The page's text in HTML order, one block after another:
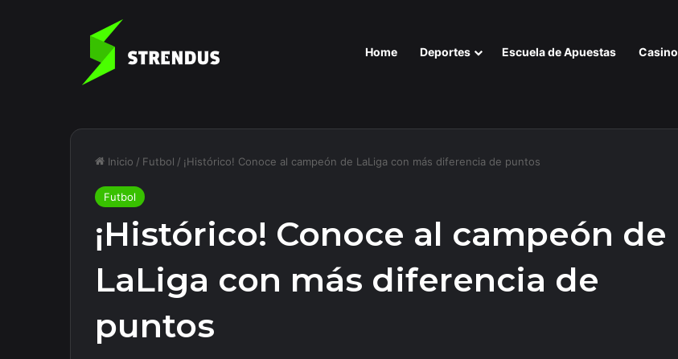
Home Deportes Escuela de Apuestas Casino
Inicio / Futbol / ¡Histórico! Conoce al campeón de LaLiga con más diferencia de puntos
Futbol
¡Histórico! Conoce al campeón de
LaLiga con más diferencia de
puntos